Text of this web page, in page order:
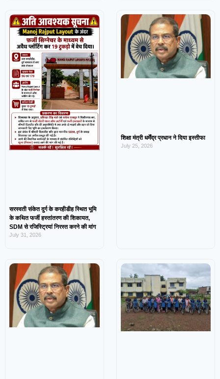
सरस्वती संकेत दुर्ग के करहीडीह स्थित भूमि
के कथित फर्जी हस्तांतरण की शिकायत,
SDM से रजिस्ट्रियां निरस्त करने की मांग
July 31, 2026
शिक्षा मंत्री धर्मेंद्र प्रधान ने दिया इस्तीफा
July 25, 2026